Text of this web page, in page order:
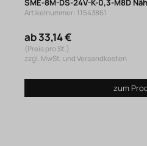
SME-8M-DS-24V-K-0,3-M8D
Artikelnummer: 11543861
ab 33,14 €
(Preis pro St.)
zzgl. MwSt. und Versandkosten
zum